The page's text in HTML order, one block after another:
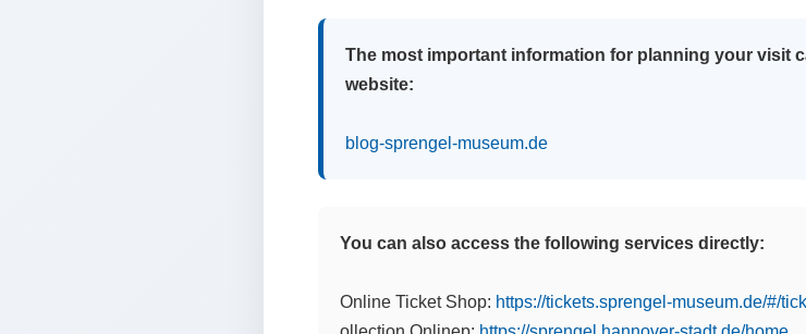
The most important information for planning your visit
website:
blog-sprengel-museum.de
You can also access the following services directly:
Online Ticket Shop: https://tickets.sprengel-museum.de/#/